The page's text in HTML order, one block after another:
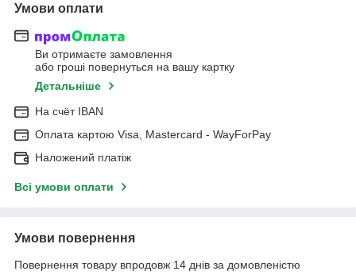
Умови оплати
Ви отримаєте замовлення
або гроші повернуться на вашу картку
Детальніше
На cчёт IBAN
Оплата картою Visa, Mastercard - WayForPay
Наложений платіж
Всі умови оплати
Умови повернення
Повернення товару впродовж 14 днів за домовленістю